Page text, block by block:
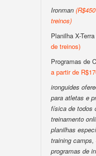
Ironman (
treinos)
Planilha X-Terra
de treinos)
Programas de
a partir de
ironguides
para atletas e
física de todos
treinamento
planilhas
training camps,
programas de